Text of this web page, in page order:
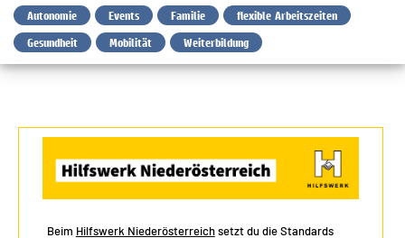
Autonomie Events Familie
flexible Arbeitszeiten
Gesundheit
Mobilität Weiterbildung
Beim Hilfswerk Niederösterreichsetzt du die Standards